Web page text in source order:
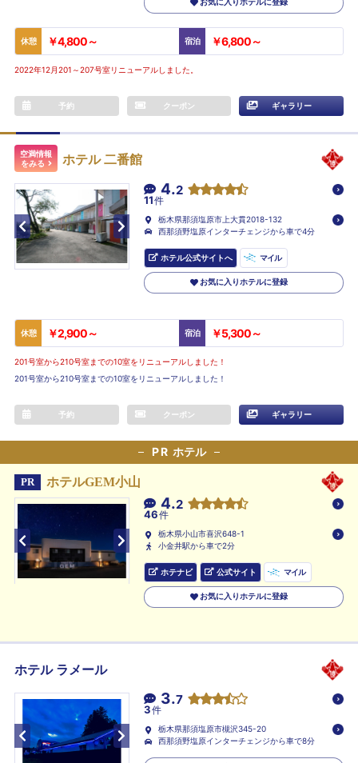
休憩 ￥4,800～ 宿泊 ￥6,800～
2022年12月201～207号室リニューアルしました。
予約 クーポン ギャラリー
空満情報
をみる
ホテル 二番館
4.2
11件
栃木県那須塩原市上大貫2018-132
西那須野塩原インターチェンジから車で4分
ホテル公式サイトへ マイル
お気に入りホテルに登録
休憩 ￥2,900～ 宿泊 ￥5,300～
201号室から210号室までの10室をリニューアルしました！
201号室から210号室までの10室をリニューアルしました！
予約 クーポン ギャラリー
PR ホテル
PR ホテルGEM小山
4.2
46件
栃木県小山市喜沢648-1
小金井駅から車で2分
ホテナビ 公式サイト マイル
お気に入りホテルに登録
ホテル ラメール
3.7
3件
栃木県那須塩原市槻沢345-20
西那須野塩原インターチェンジから車で8分